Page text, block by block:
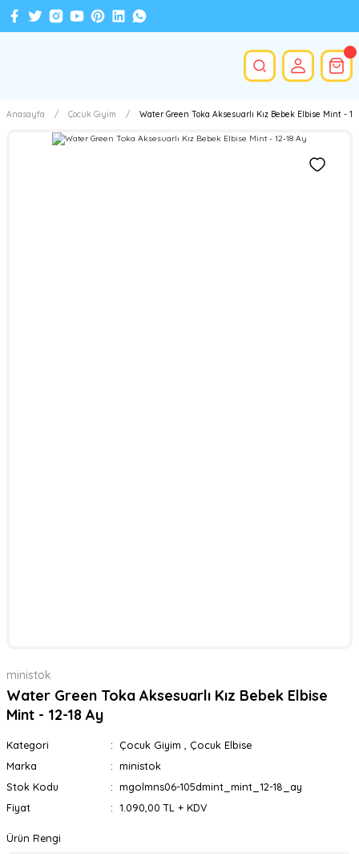
Anasayfa Çocuk Giyim Water Green Toka Aksesuarlı Kız Bebek Elbise Mint -
ministok
Water Green Toka Aksesuarlı Kız Bebek Elbise
Mint - 12-18 Ay
Kategori Çocuk Giyim
Çocuk Elbise
Marka
ministok
Stok Kodu
mgolmns06-105dmint_mint_12-18_ay
Fiyat
1.090,00 TL + KDV
Ürün Rengi